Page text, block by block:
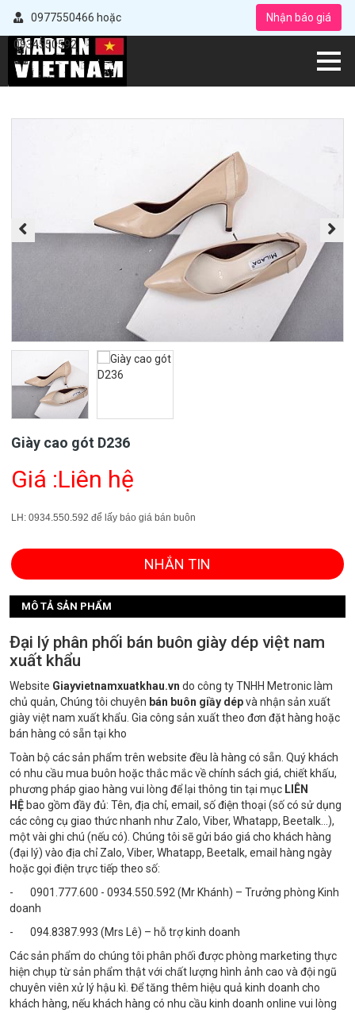
0977550466 hoặc
0934550592
Nhận báo giá
Giày cao gót D236
Giá :Liên hệ
LH: 0934.550.592 để lấy báo giá bán buôn
NHẮN TIN
MÔ TẢ SẢN PHẨM
Đại lý phân phối bán buôn giày dép việt nam
xuất khẩu
Website Giayvietnamxuatkhau.vn do công ty TNHH Metronic làm
chủ quản, Chúng tôi chuyên bán buôn giầy dépvà nhận sản xuất
giày việt nam xuất khẩu. Gia công sản xuất theo đơn đặt hàng hoặc
bán hàng có sẵn tại kho
Toàn bộ các sản phẩm trên website đều là hàng có sẵn. Quý khách
có nhu cầu mua buôn hoặc thắc mắc về chính sách giá, chiết khấu,
phương pháp giao hàng vui lòng để lại thông tin tại mục LIÊN
HỆ bao gồm đầy đủ: Tên, địa chỉ, email, số điện thoại (số có sử dụng
các công cụ giao thức nhanh như Zalo, Viber, Whatapp, Beetalk…),
một vài ghi chú (nếu có). Chúng tôi sẽ gửi báo giá cho khách hàng
(đại lý) vào địa chỉ Zalo, Viber, Whatapp, Beetalk, email hàng ngày
hoặc gọi điện trực tiếp theo số:
- 0901.777.600 - 0934.550.592 (Mr Khánh) – Trưởng phòng Kinh
doanh
- 094.8387.993 (Mrs Lê) – hỗ trợ kinh doanh
Các sản phẩm do chúng tôi phân phối được phòng marketing thực
hiện chụp từ sản phẩm thật với chất lượng hình ảnh cao và đội ngũ
chuyên viên xử lý hậu kì. Để tăng thêm hiệu quả kinh doanh cho
khách hàng, nếu khách hàng có nhu cầu kinh doanh online vui lòng